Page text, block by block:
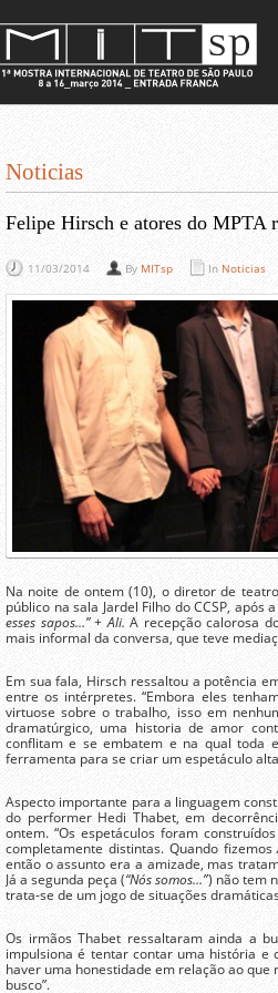
Noticias
Felipe Hirsch e atores do MPTA
11/03/2014 By MITsp In Noticias
Na noite de ontem (10), o diretor de
público na sala Jardel Filho do CCSP,
esses sapos…” + Ali.A recepção calorosa
mais informal da conversa, que teve
Em sua fala, Hirsch ressaltou a potência
entre os intérpretes. “Embora eles
virtuose sobre o trabalho, isso em
dramatúrgico, uma historia de amor
conflitam e se embatem e na qual toda
ferramenta para se criar um espetáculo
Aspecto importante para a linguagem
do performer Hedi Thabet, em
ontem. “Os espetáculos foram
completamente distintas. Quando fizemos
então o assunto era a amizade, mas
Já a segunda peça (“Nós somos…”) não tem
trata-se de um jogo de situações
Os irmãos Thabet ressaltaram ainda a
impulsiona é tentar contar uma história e
haver uma honestidade em relação ao que
busco”.